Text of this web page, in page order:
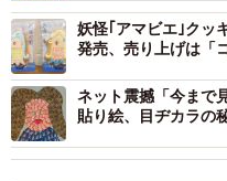
ワー数はそれまでの50程
といいます。
全国からの注文も少しず
自粛で、大人だけでなく子
パイラルが続いている。
妖怪｢アマビエ｣ク
発売、売り上げは「
ネット震撼「今まで
貼り絵、目ヂカラの